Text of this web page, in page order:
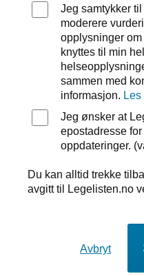
Jeg samtykker
moderere
opplysninger
knyttes til min
sammen med
informasjon.
Jeg ønsker at
epostadresse
oppdateringer.
Du kan alltid trekke
avgitt til Legelisten.no
Avbryt